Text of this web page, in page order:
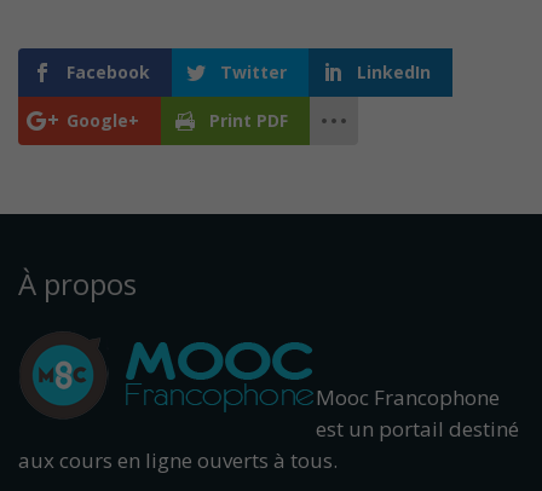
Facebook Twitter LinkedIn
Google+ Print PDF
À propos
Mooc Francophone
est un portail destiné
aux cours en ligne ouverts à tous.